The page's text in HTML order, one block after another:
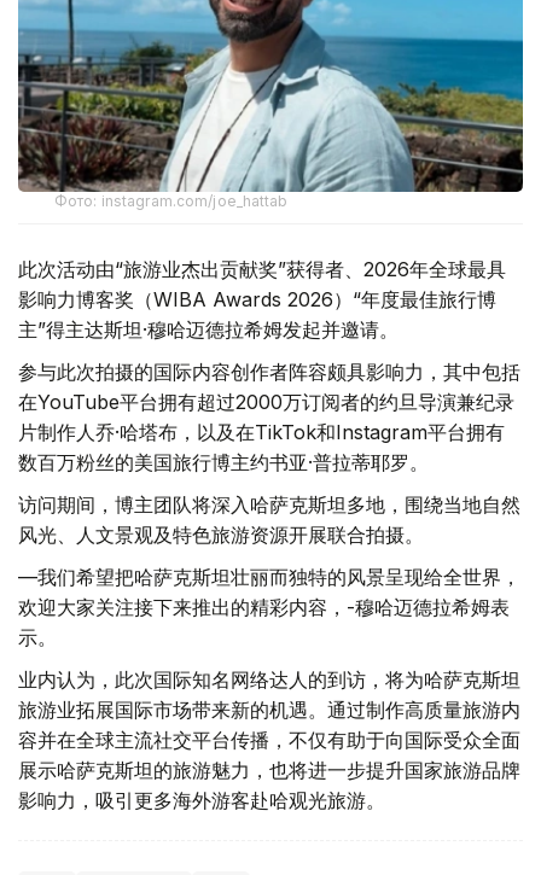
Фото: instagram.com/joe_hattab
此次活动由“旅游业杰出贡献奖”获得者、2026年全球最具
影响力博客奖（WIBA Awards 2026）“年度最佳旅行博
主”得主达斯坦·穆哈迈德拉希姆发起并邀请。
参与此次拍摄的国际内容创作者阵容颇具影响力，其中包括
在YouTube平台拥有超过2000万订阅者的约旦导演兼纪录
片制作人乔·哈塔布，以及在TikTok和Instagram平台拥有
数百万粉丝的美国旅行博主约书亚·普拉蒂耶罗。
访问期间，博主团队将深入哈萨克斯坦多地，围绕当地自然
风光、人文景观及特色旅游资源开展联合拍摄。
—我们希望把哈萨克斯坦壮丽而独特的风景呈现给全世界，
欢迎大家关注接下来推出的精彩内容，-穆哈迈德拉希姆表
示。
业内认为，此次国际知名网络达人的到访，将为哈萨克斯坦
旅游业拓展国际市场带来新的机遇。通过制作高质量旅游内
容并在全球主流社交平台传播，不仅有助于向国际受众全面
展示哈萨克斯坦的旅游魅力，也将进一步提升国家旅游品牌
影响力，吸引更多海外游客赴哈观光旅游。